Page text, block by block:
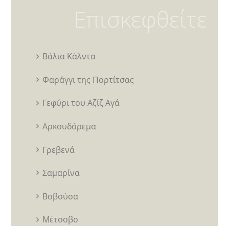
Επισκεφθείτε
Βάλια Κάλντα
Φαράγγι της Πορτίτσας
Γεφύρι του Αζίζ Αγά
Αρκουδόρεμα
Γρεβενά
Σαμαρίνα
Βοβούσα
Μέτσοβο